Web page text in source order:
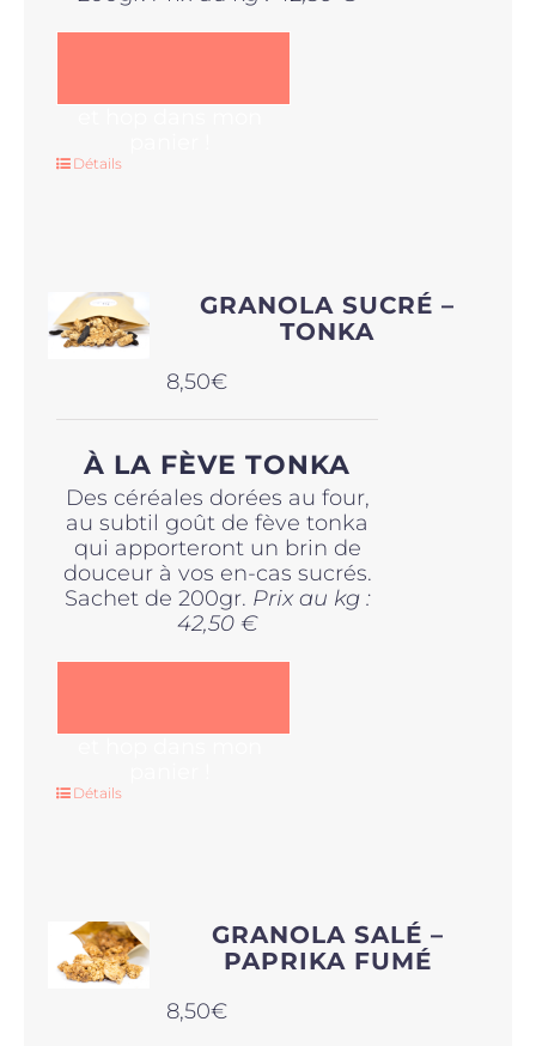
Détails
GRANOLA SUCRÉ –
TONKA
8,50€
À LA FÈVE TONKA
Des céréales dorées au four,
au subtil goût de fève tonka
qui apporteront un brin de
douceur à vos en-cas sucrés.
Sachet de 200gr. Prix au kg :
42,50 €
Détails
GRANOLA SALÉ –
PAPRIKA FUMÉ
8,50€